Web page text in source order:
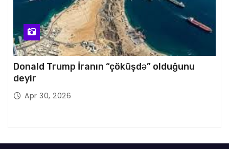
Donald Trump İranın “çöküşdə” olduğunu
deyir
Apr 30, 2026